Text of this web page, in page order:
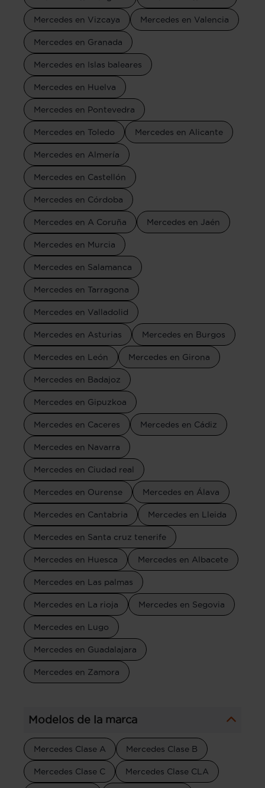
Mercedes en Vizcaya Mercedes en Valencia
Mercedes en Granada
Mercedes en Islas baleares
Mercedes en Huelva
Mercedes en Pontevedra
Mercedes en Toledo Mercedes en Alicante
Mercedes en Almería
Mercedes en Castellón
Mercedes en Córdoba
Mercedes en A Coruña Mercedes en Jaén
Mercedes en Murcia
Mercedes en Salamanca
Mercedes en Tarragona
Mercedes en Valladolid
Mercedes en Asturias Mercedes en Burgos
Mercedes en León Mercedes en Girona
Mercedes en Badajoz
Mercedes en Gipuzkoa
Mercedes en Caceres Mercedes en Cádiz
Mercedes en Navarra
Mercedes en Ciudad real
Mercedes en Ourense Mercedes en Álava
Mercedes en Cantabria Mercedes en Lleida
Mercedes en Santa cruz tenerife
Mercedes en Huesca Mercedes en Albacete
Mercedes en Las palmas
Mercedes en La rioja Mercedes en Segovia
Mercedes en Lugo
Mercedes en Guadalajara
Mercedes en Zamora
Modelos de la marca
Mercedes Clase A Mercedes Clase B
Mercedes Clase C Mercedes Clase CLA